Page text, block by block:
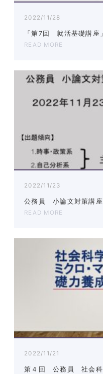
2022/11/28
「第7回 就活基礎講座
READ MORE
2022/11/23
公務員 小論文対策講座
READ MORE
2022/11/21
第４回 公務員 社会科